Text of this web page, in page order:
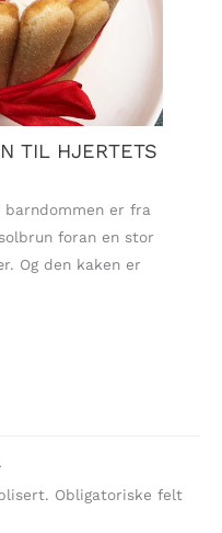
TIL HJERTETS
er fra
foran en stor
Og den kaken er
Obligatoriske felt